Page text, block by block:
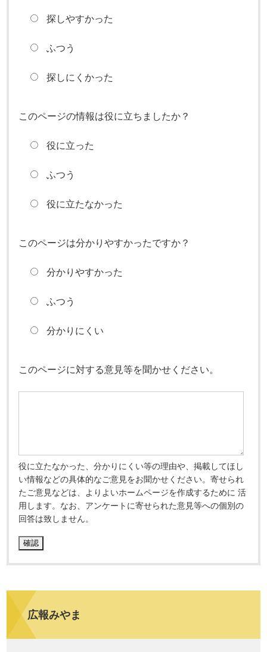
探しやすかった
ふつう
探しにくかった
このページの情報は役に立ちましたか？
役に立った
ふつう
役に立たなかった
このページは分かりやすかったですか？
分かりやすかった
ふつう
分かりにくい
このページに対する意見等を聞かせください。
役に立たなかった、分かりにくい等の理由や、掲載してほし
い情報などの具体的なご意見をお聞かせください。寄せられ
たご意見などは、よりよいホームページを作成するために 活
用します。なお、アンケートに寄せられた意見等への個別の
回答は致しません。
広報みやま